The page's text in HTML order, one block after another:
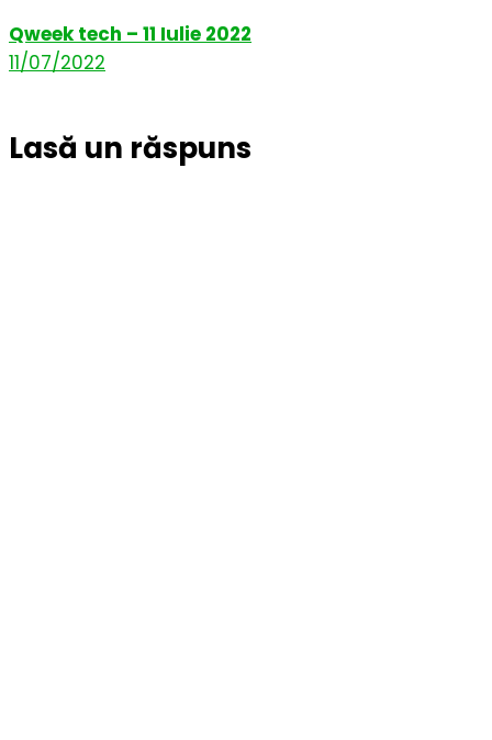
Qweek tech – 11 Iulie 2022
11/07/2022
Lasă un răspuns